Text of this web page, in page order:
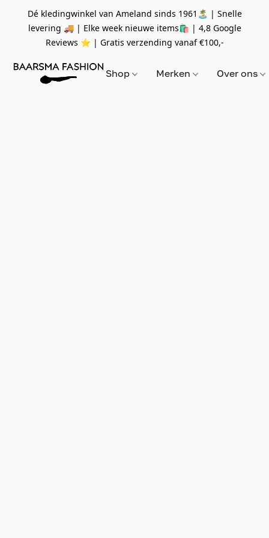
Dé kledingwinkel van Ameland sinds 1961🏝 | Snelle
levering 🚚 | Elke week nieuwe items🛍 | 4,8 Google
Reviews ⭐️ | Gratis verzending vanaf€100,-
Shop Merken Over ons